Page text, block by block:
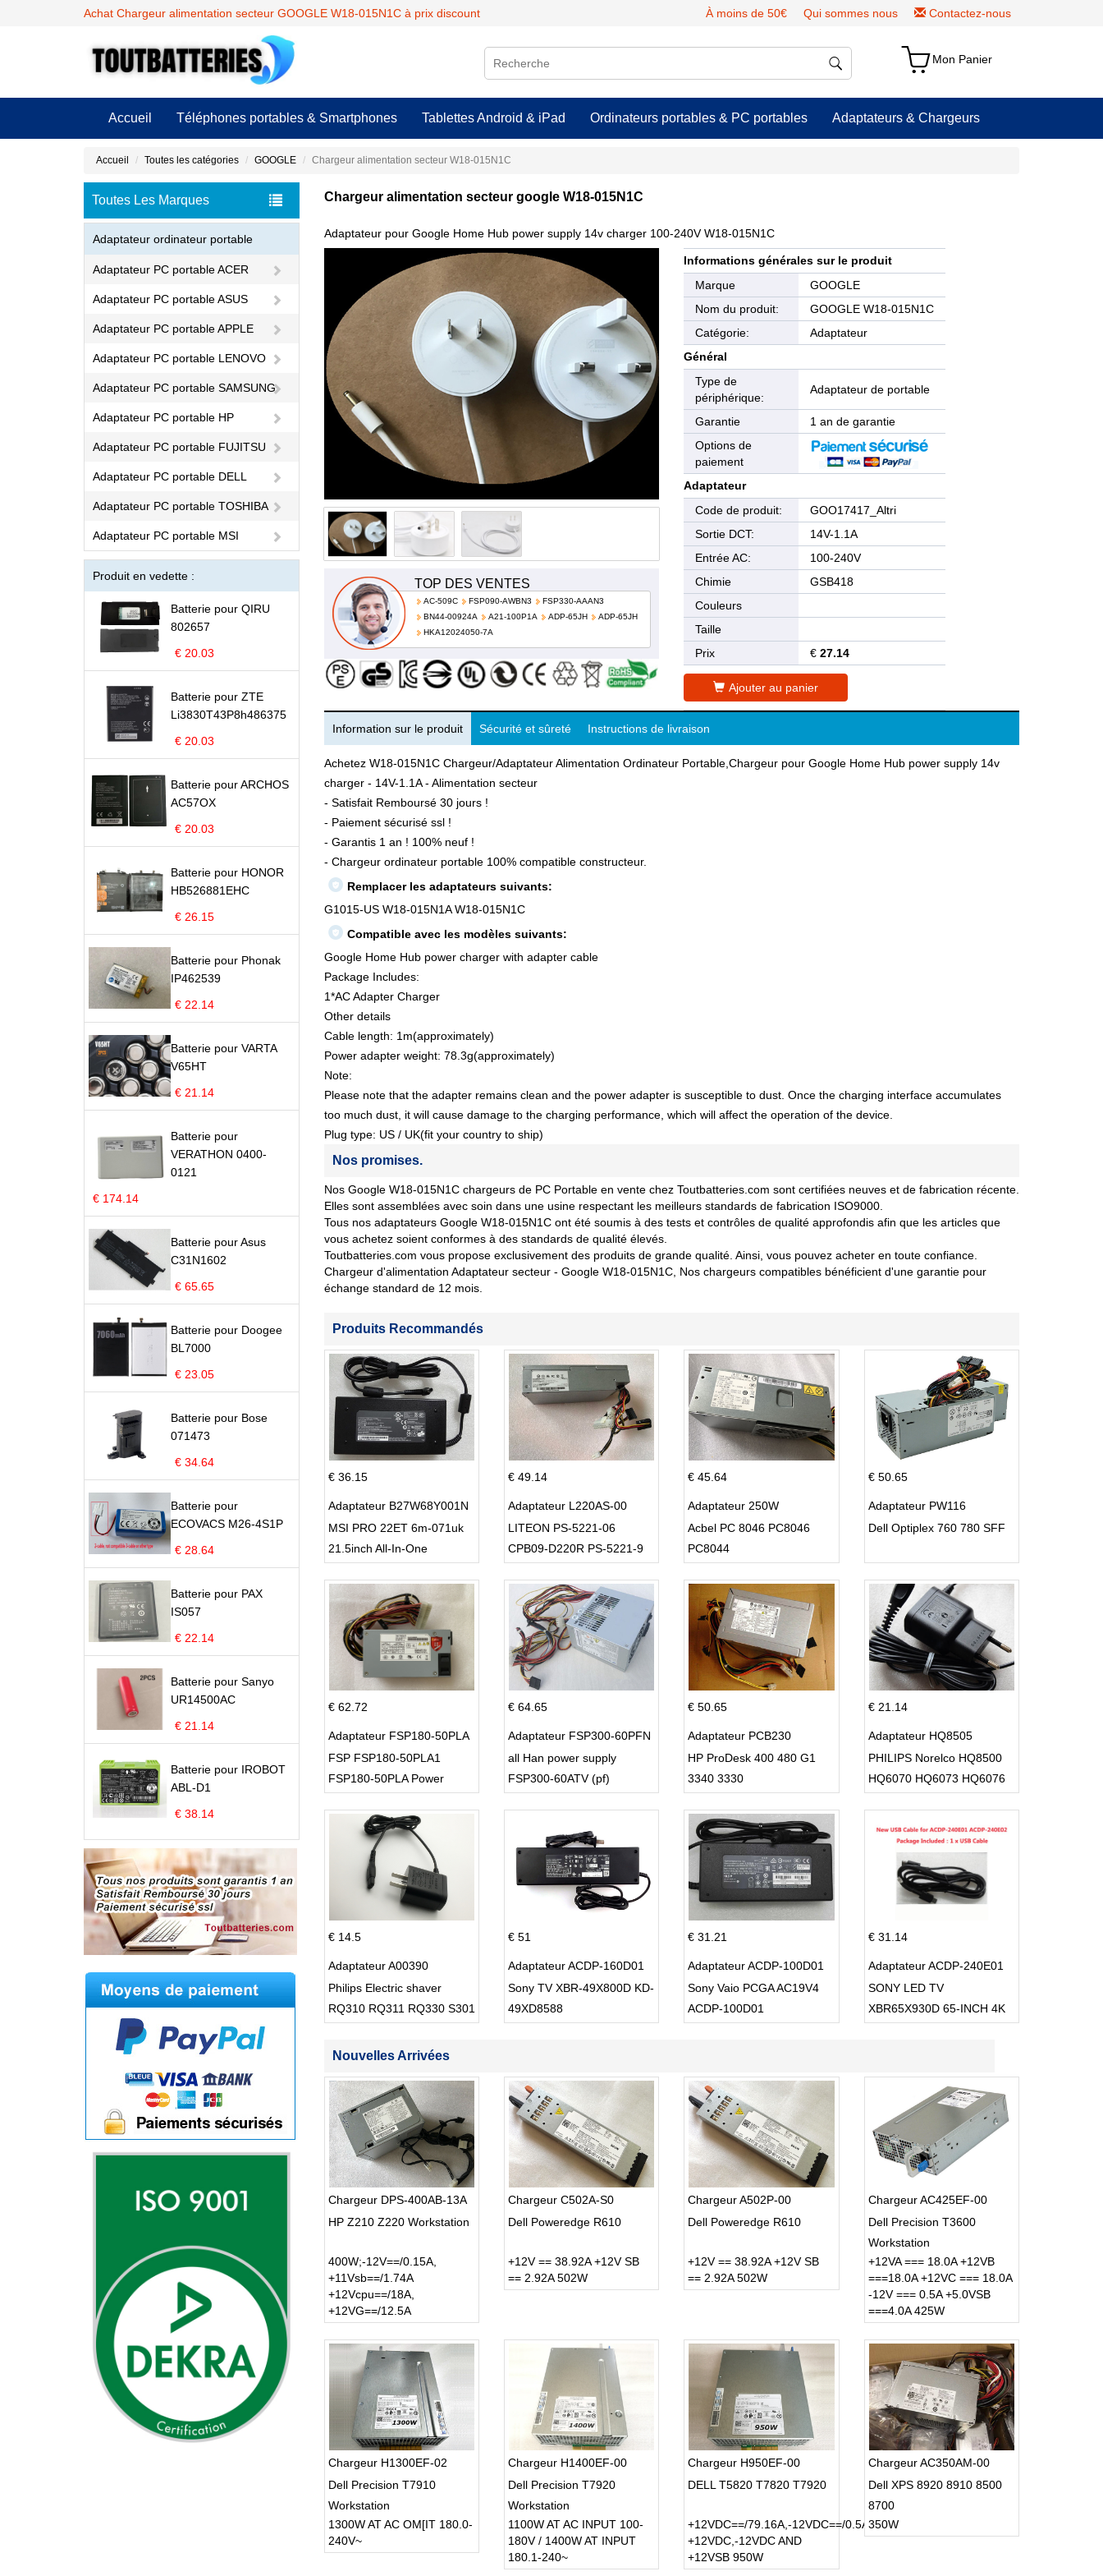
Achat Chargeur alimentation secteur GOOGLE W18-015N1C à prix discount À moins de 50€ Qui sommes nous Contactez-nous
Mon Panier
Accueil Téléphones portables & Smartphones Tablettes Android & iPad Ordinateurs portables & PC portables Adaptateurs & Chargeurs
Accueil Toutes les catégories GOOGLE Chargeur alimentation secteur W18-015N1C
Toutes Les Marques
Adaptateur ordinateur portable
Adaptateur PC portable ACER
Adaptateur PC portable ASUS
Adaptateur PC portable APPLE
Adaptateur PC portable LENOVO
Adaptateur PC portable SAMSUNG
Adaptateur PC portable HP
Adaptateur PC portable FUJITSU
Adaptateur PC portable DELL
Adaptateur PC portable TOSHIBA
Adaptateur PC portable MSI
Produit en vedette :
Batterie pour QIRU
802657
€ 20.03
Batterie pour ZTE
Li3830T43P8h486375
€ 20.03
Batterie pour ARCHOS
AC57OX
€ 20.03
Batterie pour HONOR
HB526881EHC
€ 26.15
Batterie pour Phonak
IP462539
€ 22.14
Batterie pour VARTA
V65HT
€ 21.14
Batterie pour
VERATHON 0400-
0121
€ 174.14
Batterie pour Asus
C31N1602
€ 65.65
Batterie pour Doogee
BL7000
€ 23.05
Batterie pour Bose
071473
€ 34.64
Batterie pour
ECOVACS M26-4S1P
€ 28.64
Batterie pour PAX
IS057
€ 22.14
Batterie pour Sanyo
UR14500AC
€ 21.14
Batterie pour IROBOT
ABL-D1
€ 38.14
Chargeur alimentation secteur google W18-015N1C
Adaptateur pour Google Home Hub power supply 14v charger 100-240V W18-015N1C
TOP DES VENTES
AC-509C FSP090-AWBN3
FSP330-AAAN3
BN44-00924A
A21-100P1A ADP-65JH
ADP-65JH
HKA12024050-7A
Informations générales sur le produit
Marque
GOOGLE
Nom du produit:
GOOGLE W18-015N1C
Catégorie:
Adaptateur
Général
Type de
périphérique:
Adaptateur de portable
Garantie
1 an de garantie
Options de
paiement
Adaptateur
Code de produit:
GOO17417_Altri
Sortie DCT:
14V-1.1A
Entrée AC:
100-240V
Chimie
GSB418
Couleurs
Taille
Prix
€27.14
Ajouter au panier
Information sur le produit Sécurité et sûreté Instructions de livraison
Achetez W18-015N1C Chargeur/Adaptateur Alimentation Ordinateur Portable,Chargeur pour Google Home Hub power supply 14v
charger - 14V-1.1A - Alimentation secteur
- Satisfait Remboursé 30 jours !
- Paiement sécurisé ssl !
- Garantis 1 an ! 100% neuf !
- Chargeur ordinateur portable 100% compatible constructeur.
Remplacer les adaptateurs suivants:
G1015-US W18-015N1A W18-015N1C
Compatible avec les modèles suivants:
Google Home Hub power charger with adapter cable
Package Includes:
1*AC Adapter Charger
Other details
Cable length: 1m(approximately)
Power adapter weight: 78.3g(approximately)
Note:
Please note that the adapter remains clean and the power adapter is susceptible to dust. Once the charging interface accumulates
too much dust, it will cause damage to the charging performance, which will affect the operation of the device.
Plug type: US / UK(fit your country to ship)
Nos promises.
Nos Google W18-015N1C chargeurs de PC Portable en vente chez Toutbatteries.com sont certifiées neuves et de fabrication récente.
Elles sont assemblées avec soin dans une usine respectant les meilleurs standards de fabrication ISO9000.
Tous nos adaptateurs Google W18-015N1C ont été soumis à des tests et contrôles de qualité approfondis afin que les articles que
vous achetez soient conformes à des standards de qualité élevés.
Toutbatteries.com vous propose exclusivement des produits de grande qualité. Ainsi, vous pouvez acheter en toute confiance.
Chargeur d'alimentation Adaptateur secteur - Google W18-015N1C, Nos chargeurs compatibles bénéficient d'une garantie pour
échange standard de 12 mois.
Produits Recommandés
€ 36.15
Adaptateur B27W68Y001N
MSI PRO 22ET 6m-071uk
21.5inch All-In-One
€ 49.14
Adaptateur L220AS-00
LITEON PS-5221-06
CPB09-D220R PS-5221-9
€ 45.64
Adaptateur 250W
Acbel PC 8046 PC8046
PC8044
€ 50.65
Adaptateur PW116
Dell Optiplex 760 780 SFF
€ 62.72
Adaptateur FSP180-50PLA
FSP FSP180-50PLA1
FSP180-50PLA Power
€ 64.65
Adaptateur FSP300-60PFN
all Han power supply
FSP300-60ATV (pf)
€ 50.65
Adaptateur PCB230
HP ProDesk 400 480 G1
3340 3330
€ 21.14
Adaptateur HQ8505
PHILIPS Norelco HQ8500
HQ6070 HQ6073 HQ6076
€ 14.5
Adaptateur A00390
Philips Electric shaver
RQ310 RQ311 RQ330 S301
€ 51
Adaptateur ACDP-160D01
Sony TV XBR-49X800D KD-
49XD8588
€ 31.21
Adaptateur ACDP-100D01
Sony Vaio PCGA AC19V4
ACDP-100D01
€ 31.14
Adaptateur ACDP-240E01
SONY LED TV
XBR65X930D 65-INCH 4K
Nouvelles Arrivées
Chargeur DPS-400AB-13A
HP Z210 Z220 Workstation
400W;-12V==/0.15A,
+11Vsb==/1.74A
+12Vcpu==/18A,
+12VG==/12.5A
Chargeur C502A-S0
Dell Poweredge R610
+12V == 38.92A +12V SB
== 2.92A 502W
Chargeur A502P-00
Dell Poweredge R610
+12V == 38.92A +12V SB
== 2.92A 502W
Chargeur AC425EF-00
Dell Precision T3600
Workstation
+12VA === 18.0A +12VB
===18.0A +12VC === 18.0A
-12V === 0.5A +5.0VSB
===4.0A 425W
Chargeur H1300EF-02
Dell Precision T7910
Workstation
1300W AT AC OM[IT 180.0-
240V~
Chargeur H1400EF-00
Dell Precision T7920
Workstation
1100W AT AC INPUT 100-
180V / 1400W AT INPUT
180.1-240~
Chargeur H950EF-00
DELL T5820 T7820 T7920
+12VDC==/79.16A,-12VDC==/0.5A,+12VSB==/5A
+12VDC,-12VDC AND
+12VSB 950W
Chargeur AC350AM-00
Dell XPS 8920 8910 8500
8700
350W